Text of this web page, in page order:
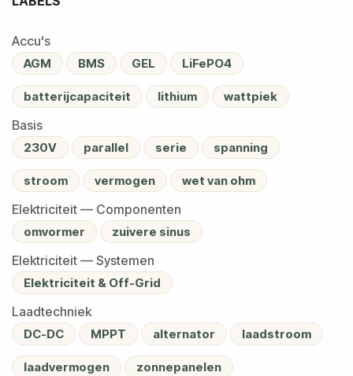
Accu's
AGM BMS GEL LiFePO4
batterijcapaciteit lithium wattpiek
Basis
230V parallel serie spanning
stroom vermogen wet van ohm
Elektriciteit — Componenten
omvormer zuivere sinus
Elektriciteit — Systemen
Elektriciteit & Off-Grid
Laadtechniek
DC-DC MPPT alternator laadstroom
laadvermogen zonnepanelen